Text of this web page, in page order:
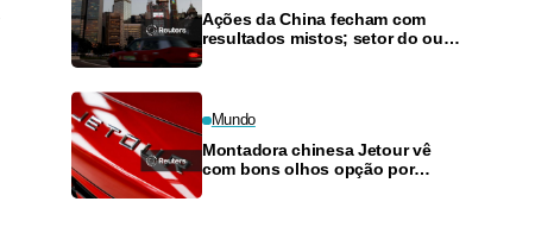
Ações da China fecham com
resultados mistos; setor do ouro
Mundo
Montadora chinesa Jetour vê
com bons olhos opção por